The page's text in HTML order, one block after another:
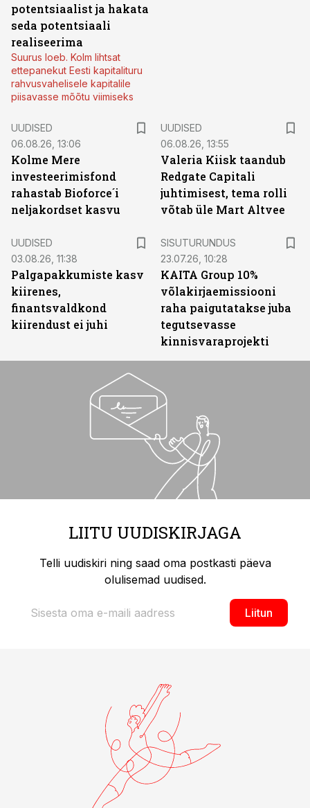
potentsiaalist ja hakata
seda potentsiaali
realiseerima
Suurus loeb. Kolm lihtsat
ettepanekut Eesti kapitalituru
rahvusvahelisele kapitalile
piisavasse mõõtu viimiseks
UUDISED
06.08.26, 13:06
Kolme Mere
investeerimisfond
rahastab Bioforce´i
neljakordset kasvu
UUDISED
06.08.26, 13:55
Valeria Kiisk taandub
Redgate Capitali
juhtimisest, tema rolli
võtab üle Mart Altvee
UUDISED
03.08.26, 11:38
Palgapakkumiste kasv
kiirenes,
finantsvaldkond
kiirendust ei juhi
SISUTURUNDUS
23.07.26, 10:28
KAITA Group 10%
võlakirjaemissiooni
raha paigutatakse juba
tegutsevasse
kinnisvaraprojekti
LIITU UUDISKIRJAGA
Telli uudiskiri ning saad oma postkasti päeva
olulisemad uudised.
Liitun